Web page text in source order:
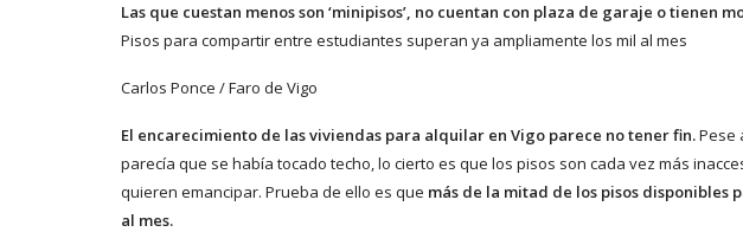
Las que cuestan menos son ‘minipisos’, no cuentan con plaza de garaje o tienen
Pisos para compartir entre estudiantes superan ya ampliamente los mil al mes
Carlos Ponce / Faro de Vigo
El encarecimiento de las viviendas para alquilar en Vigo parece no tener fin.Pese
parecía que se había tocado techo, lo cierto es que los pisos son cada vez más
quieren emancipar. Prueba de ello es que más de la mitad de los pisos disponibles
al mes.